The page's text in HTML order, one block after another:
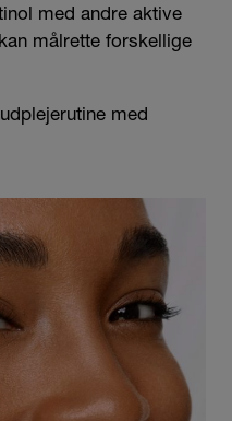
med andre aktive
målrette forskellige
med